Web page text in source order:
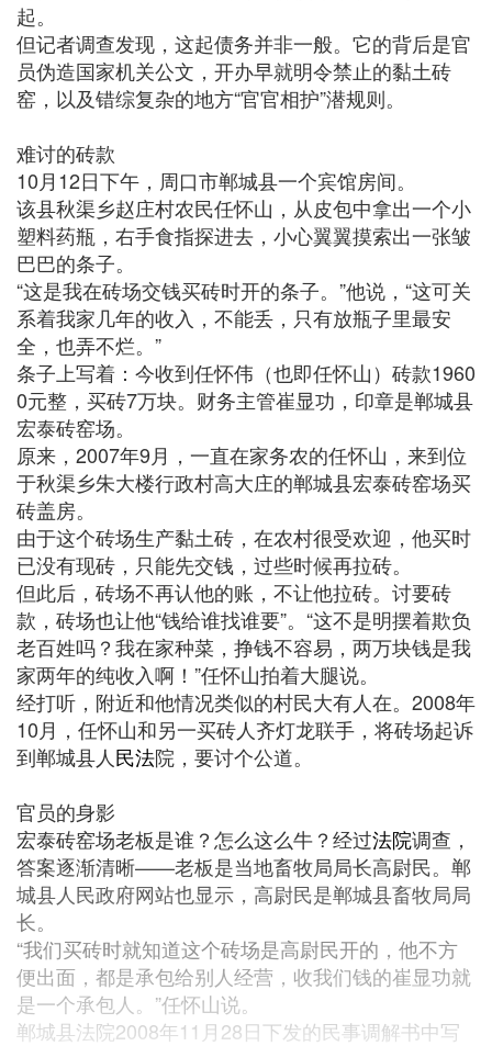
起。
但记者调查发现，这起债务并非一般。它的背后是官
员伪造国家机关公文，开办早就明令禁止的黏土砖
窑，以及错综复杂的地方“官官相护”潜规则。
难讨的砖款
10月12日下午，周口市郸城县一个宾馆房间。
该县秋渠乡赵庄村农民任怀山，从皮包中拿出一个小
塑料药瓶，右手食指探进去，小心翼翼摸索出一张皱
巴巴的条子。
“这是我在砖场交钱买砖时开的条子。”他说，“这可关
系着我家几年的收入，不能丢，只有放瓶子里最安
全，也弄不烂。”
条子上写着：今收到任怀伟（也即任怀山）砖款1960
0元整，买砖7万块。财务主管崔显功，印章是郸城县
宏泰砖窑场。
原来，2007年9月，一直在家务农的任怀山，来到位
于秋渠乡朱大楼行政村高大庄的郸城县宏泰砖窑场买
砖盖房。
由于这个砖场生产黏土砖，在农村很受欢迎，他买时
已没有现砖，只能先交钱，过些时候再拉砖。
但此后，砖场不再认他的账，不让他拉砖。讨要砖
款，砖场也让他“钱给谁找谁要”。“这不是明摆着欺负
老百姓吗？我在家种菜，挣钱不容易，两万块钱是我
家两年的纯收入啊！”任怀山拍着大腿说。
经打听，附近和他情况类似的村民大有人在。2008年
10月，任怀山和另一买砖人齐灯龙联手，将砖场起诉
到郸城县人民法院，要讨个公道。
官员的身影
宏泰砖窑场老板是谁？怎么这么牛？经过法院调查，
答案逐渐清晰——老板是当地畜牧局局长高尉民。郸
城县人民政府网站也显示，高尉民是郸城县畜牧局局
长。
“我们买砖时就知道这个砖场是高尉民开的，他不方
便出面，都是承包给别人经营，收我们钱的崔显功就
是一个承包人。”任怀山说。
郸城县法院2008年11月28日下发的民事调解书中写